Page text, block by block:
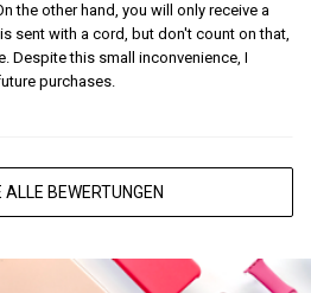
the other hand, you will only receive a
sent with a cord, but don't count on that,
Despite this small inconvenience, I
purchases.
ALLE BEWERTUNGEN